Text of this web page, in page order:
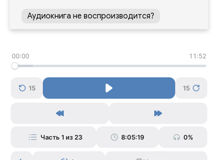
Аудиокнига не воспроизводится?
00:00 11:52
15 15
Часть 1 из 23 8:05:19 0%